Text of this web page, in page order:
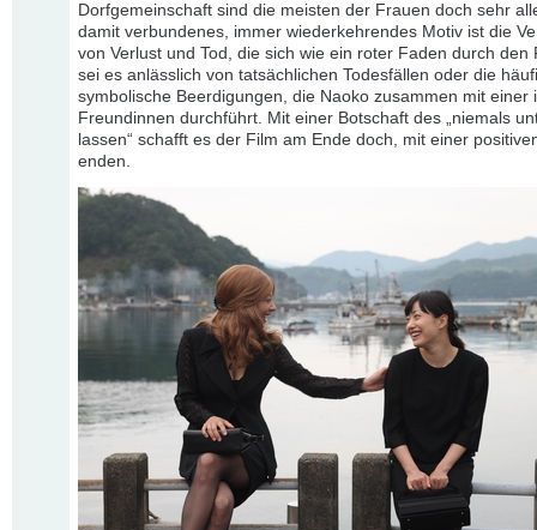
Dorfgemeinschaft sind die meisten der Frauen doch sehr
damit verbundenes, immer wiederkehrendes Motiv ist die
von Verlust und Tod, die sich wie ein roter Faden durch den
sei es anlässlich von tatsächlichen Todesfällen oder die
symbolische Beerdigungen, die Naoko zusammen mit einer
Freundinnen durchführt. Mit einer Botschaft des „niemals
lassen“ schafft es der Film am Ende doch, mit einer
enden.